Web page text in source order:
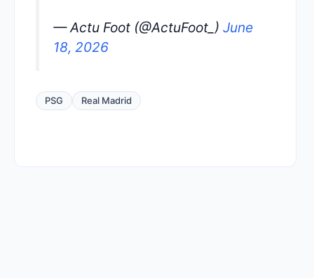
— Actu Foot (@ActuFoot_) June
18, 2026
PSG Real Madrid